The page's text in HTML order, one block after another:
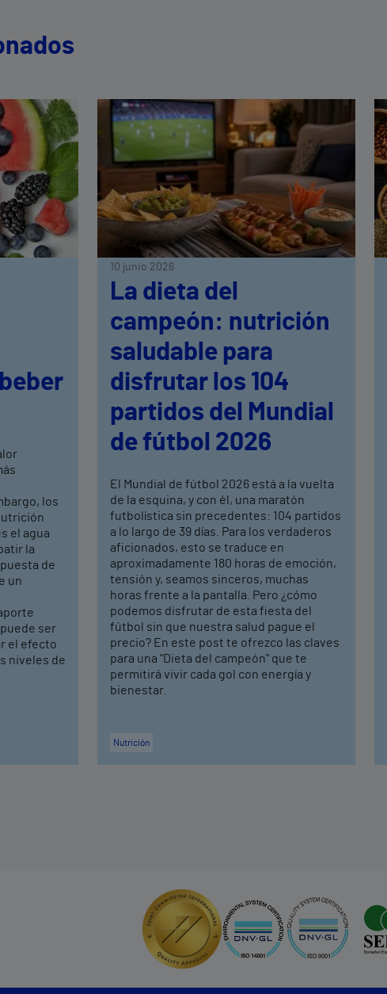
los
el agua
la
de
un
ser
el efecto
niveles de
10 junio 2026
La dieta del
campeón: nutrición
saludable para
disfrutar los 104
partidos del Mundial
de fútbol 2026
El Mundial de fútbol 2026 está a la vuelta
de la esquina, y con él, una maratón
futbolística sin precedentes: 104 partidos
a lo largo de 39 días. Para los verdaderos
aficionados, esto se traduce en
aproximadamente 180 horas de emoción,
tensión y, seamos sinceros, muchas
horas frente a la pantalla. Pero ¿cómo
podemos disfrutar de esta fiesta del
fútbol sin que nuestra salud pague el
precio? En este post te ofrezco las claves
para una "Dieta del campeón" que te
permitirá vivir cada gol con energía y
bienestar.
Nutrición